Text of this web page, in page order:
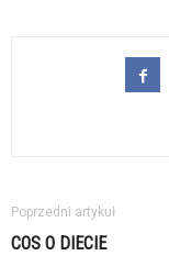
Poprzedni artykuł
COS O DIECIE